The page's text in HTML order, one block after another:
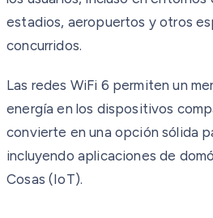
estadios, aeropuertos y otros
concurridos.
Las redes WiFi 6 permiten un
energía en los dispositivos
convierte en una opción sólida
incluyendo aplicaciones de
Cosas (IoT).